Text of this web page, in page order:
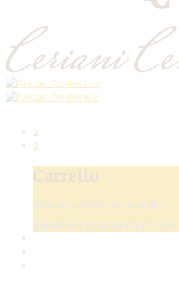
Nessun prodotto nel carrello.
Spedizione gratuita sopra i 69€